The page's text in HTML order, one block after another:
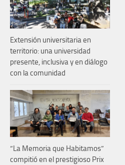
Extensión universitaria en
territorio: una universidad
presente, inclusiva y en diálogo
con la comunidad
“La Memoria que Habitamos”
compitió en el prestigioso Prix